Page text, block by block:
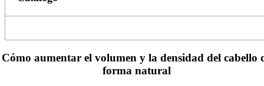
Cómo aumentar el volumen y la densidad del cabello
forma natural